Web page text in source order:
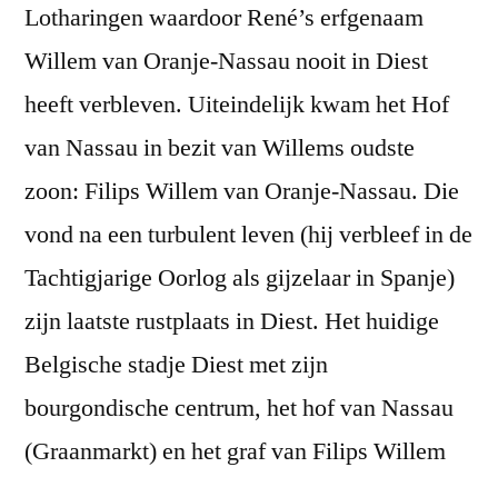
Lotharingen waardoor René’s erfgenaam
Willem van Oranje-Nassau nooit in Diest
heeft verbleven. Uiteindelijk kwam het Hof
van Nassau in bezit van Willems oudste
zoon: Filips Willem van Oranje-Nassau. Die
vond na een turbulent leven (hij verbleef in de
Tachtigjarige Oorlog als gijzelaar in Spanje)
zijn laatste rustplaats in Diest. Het huidige
Belgische stadje Diest met zijn
bourgondische centrum, het hof van Nassau
(Graanmarkt) en het graf van Filips Willem